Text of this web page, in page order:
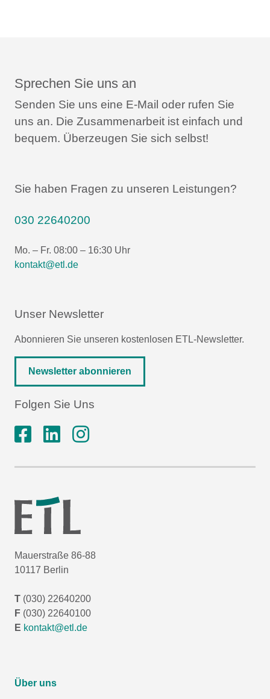
Sprechen Sie uns an
Senden Sie uns eine E-Mail oder rufen Sie
uns an. Die Zusammenarbeit ist einfach und
bequem. Überzeugen Sie sich selbst!
Sie haben Fragen zu unseren Leistungen?
030 22640200
Mo. – Fr. 08:00 – 16:30 Uhr
kontakt@etl.de
Unser Newsletter
Abonnieren Sie unseren kostenlosen ETL-Newsletter.
Newsletter abonnieren
Folgen Sie Uns
Mauerstraße 86-88
10117 Berlin
T (030) 22640200
F (030) 22640100
E kontakt@etl.de
Über uns